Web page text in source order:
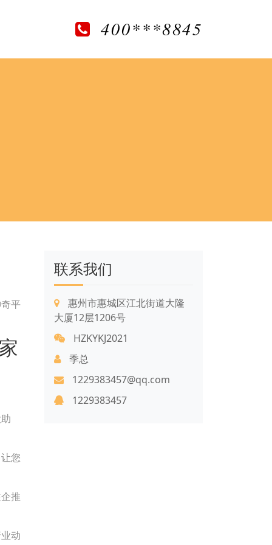
400***8845
平
您
推
动
联系我们
惠州市惠城区江北街道大隆
大厦12层1206号
HZKYKJ2021
季总
1229383457@qq.com
1229383457